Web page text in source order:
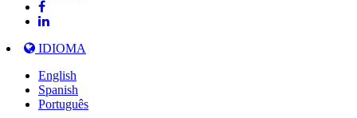
IDIOMA
English
Spanish
Português